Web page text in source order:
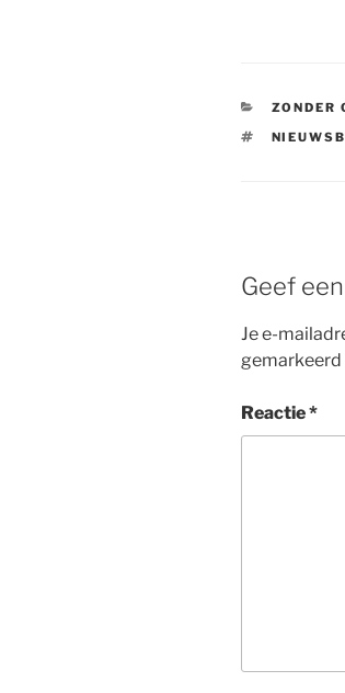
ZONDER
TAGS
Geef
Je e-
Reactie*